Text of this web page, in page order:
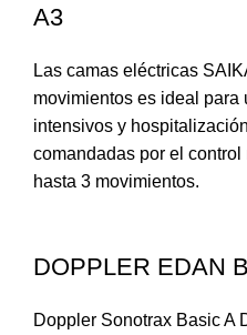
A3
Las camas eléctricas
movimientos es ideal
intensivos y
comandadas por el
hasta 3 movimientos.
DOPPLER EDAN
Doppler Sonotrax Basic A